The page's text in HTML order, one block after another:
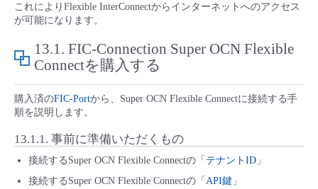
管理機能
すべてのメニューを見る
サポート
管理機能
すべてのメニューを見る
IoT
モニタリング/監査
サポート
すべてのメニューを見る
- 新規お申し込み方法
- 初期設定・確認
- ユーザー機能の管理
- 登録情報の管理
- APIリファレンス
- データと分析
- IoT
- マルチクラウド利用
- リモートワーク
故障/メンテナンス履歴
メンテナンス予定
定期メンテナンス
パートナー
販売パートナー向けプログラム
協業パートナー
トレーニング/操作動画
脱炭素化
これによりFlexible InterConnectからインターネットへのアクセス
が可能になります。
13.1. FIC-Connection Super OCN Flexible
Connectを購入する
購入済のFIC-Portから、Super OCN Flexible Connectに接続する手
順を説明します。
13.1.1. 事前に準備いただくもの
接続するSuper OCN Flexible Connectの「 テナントID 」
接続するSuper OCN Flexible Connectの「 API鍵 」